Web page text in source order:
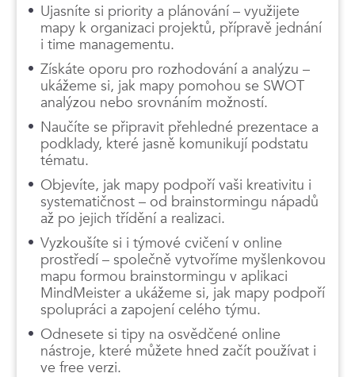
Ujasníte si priority a plánování – využijete
mapy k organizaci projektů, přípravě jednání
i time managementu.
Získáte oporu pro rozhodování a analýzu –
ukážeme si, jak mapy pomohou se SWOT
analýzou nebo srovnáním možností.
Naučíte se připravit přehledné prezentace a
podklady, které jasně komunikují podstatu
tématu.
Objevíte, jak mapy podpoří vaši kreativitu i
systematičnost – od brainstormingu nápadů
až po jejich třídění a realizaci.
Vyzkoušíte si i týmové cvičení v online
prostředí – společně vytvoříme myšlenkovou
mapu formou brainstormingu v aplikaci
MindMeister a ukážeme si, jak mapy podpoří
spolupráci a zapojení celého týmu.
Odnesete si tipy na osvědčené online
nástroje, které můžete hned začít používat i
ve free verzi.